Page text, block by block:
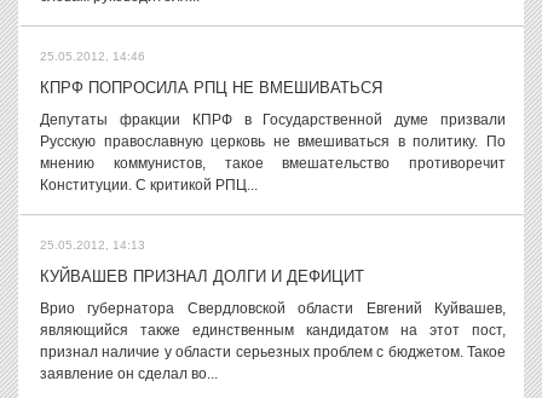
25.05.2012, 14:46
КПРФ ПОПРОСИЛА РПЦ НЕ ВМЕШИВАТЬСЯ
Депутаты фракции КПРФ в Государственной думе призвали
Русскую православную церковь не вмешиваться в политику. По
мнению коммунистов, такое вмешательство противоречит
Конституции. С критикой РПЦ...
25.05.2012, 14:13
КУЙВАШЕВ ПРИЗНАЛ ДОЛГИ И ДЕФИЦИТ
Врио губернатора Свердловской области Евгений Куйвашев,
являющийся также единственным кандидатом на этот пост,
признал наличие у области серьезных проблем с бюджетом. Такое
заявление он сделал во...